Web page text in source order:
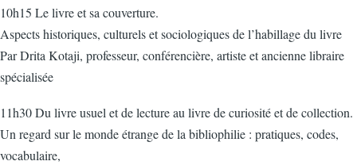
10h15 Le livre et sa couverture.
Aspects historiques, culturels et sociologiques de l’habillage du livre
Par Drita Kotaji, professeur, conférencière, artiste et ancienne libraire
spécialisée
11h30 Du livre usuel et de lecture au livre de curiosité et de collection.
Un regard sur le monde étrange de la bibliophilie : pratiques, codes,
vocabulaire,